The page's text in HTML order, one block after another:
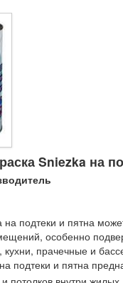
Sniezka на
на подтеки и пятна
особенно
кухни, прачечные и
подтеки и пятна